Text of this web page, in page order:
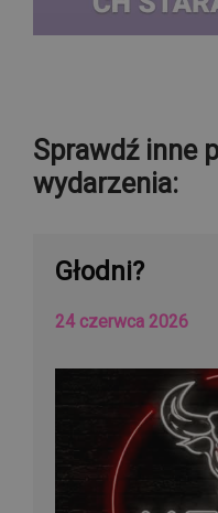
Sprawdź inne
wydarzenia:
Głodni?
24 czerwca 2026